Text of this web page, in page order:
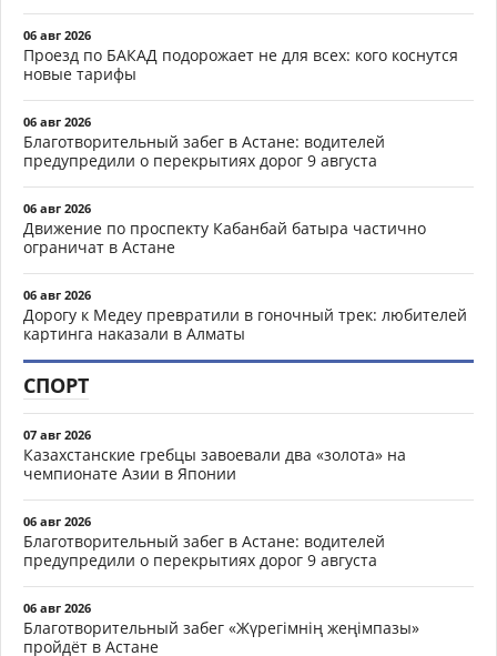
06 авг 2026
Проезд по БАКАД подорожает не для всех: кого коснутся
новые тарифы
06 авг 2026
Благотворительный забег в Астане: водителей
предупредили о перекрытиях дорог 9 августа
06 авг 2026
Движение по проспекту Кабанбай батыра частично
ограничат в Астане
06 авг 2026
Дорогу к Медеу превратили в гоночный трек: любителей
картинга наказали в Алматы
СПОРТ
07 авг 2026
Казахстанские гребцы завоевали два «золота» на
чемпионате Азии в Японии
06 авг 2026
Благотворительный забег в Астане: водителей
предупредили о перекрытиях дорог 9 августа
06 авг 2026
Благотворительный забег «Жүрегімнің жеңімпазы»
пройдёт в Астане